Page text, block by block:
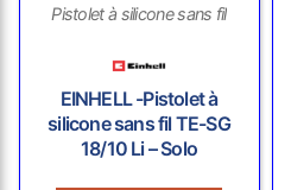
Pistolet à silicone sans fil
EINHELL -Pistolet à
silicone sans fil TE-SG
18/10 Li – Solo